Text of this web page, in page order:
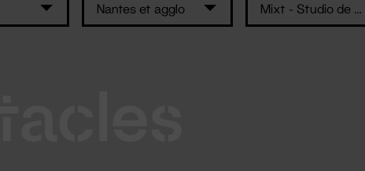
Nantes et agglo Mixt - Studio de danse